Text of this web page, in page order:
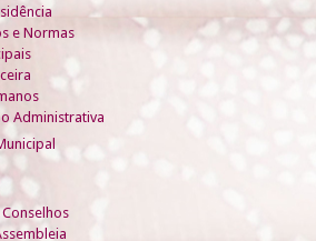
e Normas
Administrativa